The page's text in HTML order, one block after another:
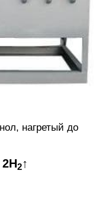
нагретый до
2↑